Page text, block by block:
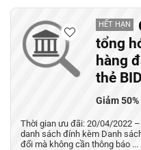
HẾT HẠN
tổng
hàng
thẻ
Giảm 50%
Thời gian ưu đãi: 20/04/2022
danh sách đính kèm Danh
đổi mà không cần thông báo ...